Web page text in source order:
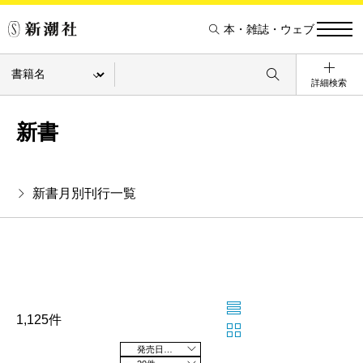
本・雑誌・ウェブ
詳細検索
新書
新書月別刊行一覧
1,125件